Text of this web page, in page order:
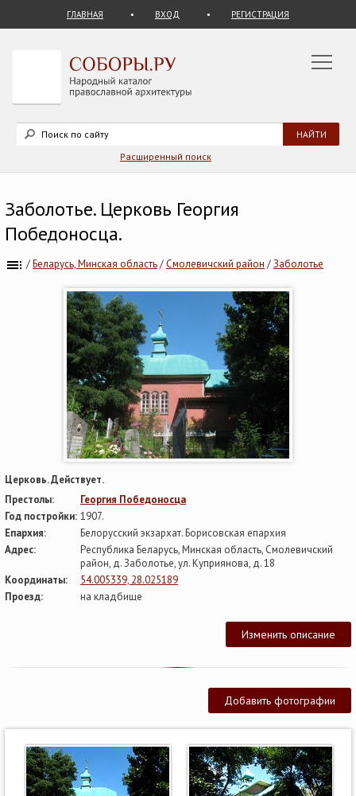
ГЛАВНАЯ ВХОД РЕГИСТРАЦИЯ
Расширенный поиск
Заболотье. Церковь Георгия
Победоносца.
/Беларусь, Минская область/Смолевичский район /Заболотье
Церковь. Действует.
Престолы:
Георгия Победоносца
Год постройки: 1907.
Епархия:
Белорусский экзархат. Борисовская епархия
Адрес:
Республика Беларусь, Минская область, Смолевичский
район, д. Заболотье, ул. Куприянова, д. 18
Координаты:
54.005339, 28.025189
Проезд:
на кладбище
Изменить описание
Добавить фотографии